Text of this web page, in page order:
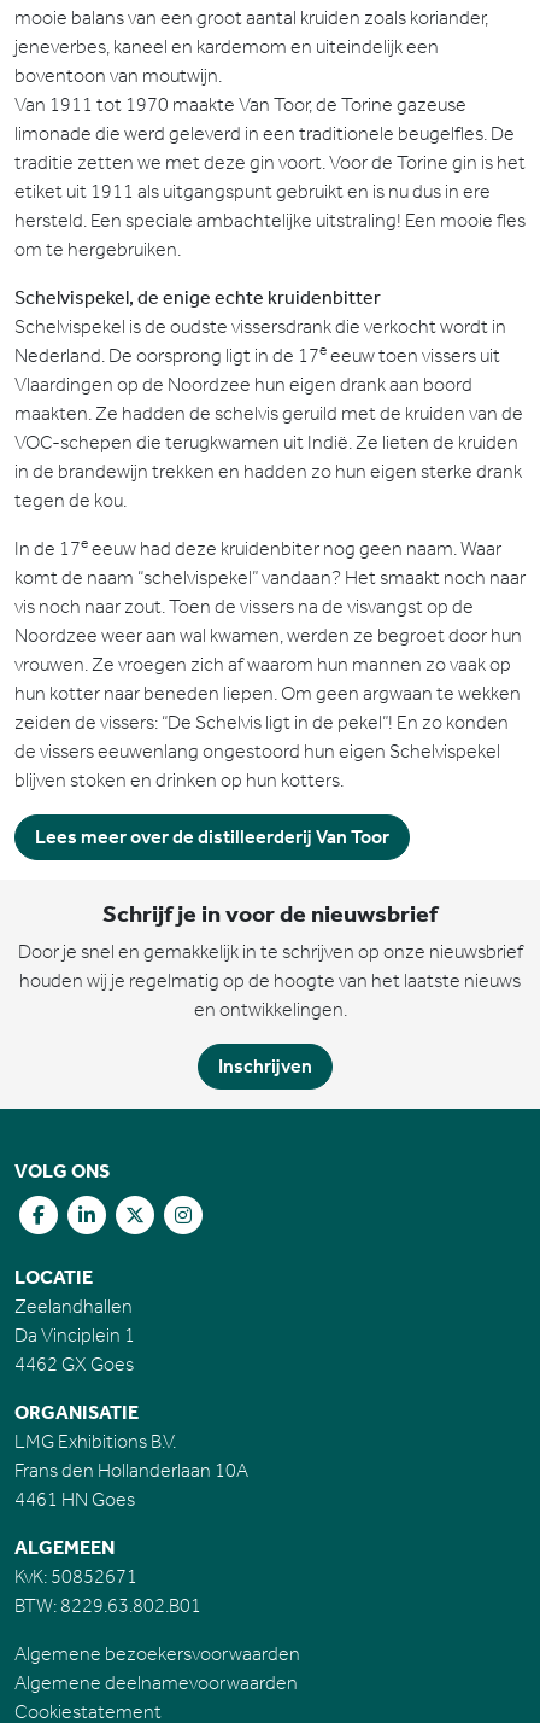
mooie balans van een groot aantal kruiden zoals koriander,
jeneverbes, kaneel en kardemom en uiteindelijk een
boventoon van moutwijn.
Van 1911 tot 1970 maakte Van Toor, de Torine gazeuse
limonade die werd geleverd in een traditionele beugelfles. De
traditie zetten we met deze gin voort. Voor de Torine gin is het
etiket uit 1911 als uitgangspunt gebruikt en is nu dus in ere
hersteld. Een speciale ambachtelijke uitstraling! Een mooie fles
om te hergebruiken.
Schelvispekel, de enige echte kruidenbitter
Schelvispekel is de oudste vissersdrank die verkocht wordt in
Nederland. De oorsprong ligt in de 17e eeuw toen vissers uit
Vlaardingen op de Noordzee hun eigen drank aan boord
maakten. Ze hadden de schelvis geruild met de kruiden van de
VOC-schepen die terugkwamen uit Indië. Ze lieten de kruiden
in de brandewijn trekken en hadden zo hun eigen sterke drank
tegen de kou.
In de 17e eeuw had deze kruidenbiter nog geen naam. Waar
komt de naam “schelvispekel” vandaan? Het smaakt noch naar
vis noch naar zout. Toen de vissers na de visvangst op de
Noordzee weer aan wal kwamen, werden ze begroet door hun
vrouwen. Ze vroegen zich af waarom hun mannen zo vaak op
hun kotter naar beneden liepen. Om geen argwaan te wekken
zeiden de vissers: “De Schelvis ligt in de pekel”! En zo konden
de vissers eeuwenlang ongestoord hun eigen Schelvispekel
blijven stoken en drinken op hun kotters.
Lees meer over de distilleerderij Van Toor
Schrijf je in voor de nieuwsbrief
Door je snel en gemakkelijk in te schrijven op onze nieuwsbrief
houden wij je regelmatig op de hoogte van het laatste nieuws
en ontwikkelingen.
Inschrijven
VOLG ONS
LOCATIE
Zeelandhallen
Da Vinciplein 1
4462 GX Goes
ORGANISATIE
LMG Exhibitions B.V.
Frans den Hollanderlaan 10A
4461 HN Goes
ALGEMEEN
KvK: 50852671
BTW: 8229.63.802.B01
Algemene bezoekersvoorwaarden
Algemene deelnamevoorwaarden
Cookiestatement